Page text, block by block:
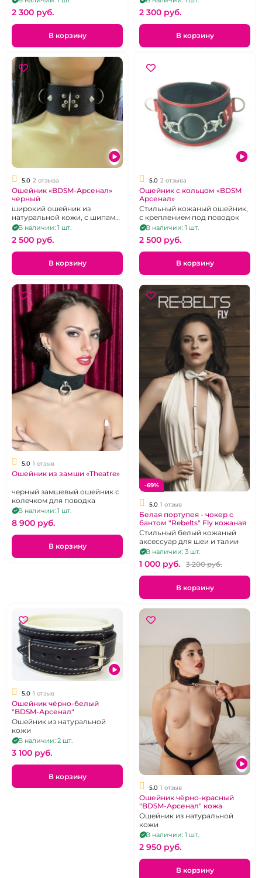
2 300 pуб.
В корзину
2 300 pуб.
В корзину
5.0 2 отзыва
Ошейник «BDSM-Арсенал»
черный
широкий ошейник из
натуральной кожи, с шипами
и клепками.
В наличии: 1 шт.
2 500 pуб.
В корзину
5.0 2 отзыва
Ошейник с кольцом «BDSM
Арсенал»
Стильный кожаный ошейник,
с креплением под поводок
В наличии: 1 шт.
2 500 pуб.
В корзину
5.0 1 отзыв
Ошейник из замши «Theatre»
черный замшевый ошейник с
колечком для поводка
В наличии: 1 шт.
8 900 pуб.
В корзину
-69%
5.0 1 отзыв
Белая портупея - чокер с
бантом "Rebelts" Fly кожаная
Стильный белый кожаный
аксессуар для шеи и талии
В наличии: 3 шт.
1 000 pуб. 3 200 pуб.
В корзину
5.0 1 отзыв
Ошейник чёрно-белый
"BDSM-Арсенал"
Ошейник из натуральной
кожи
В наличии: 2 шт.
3 100 pуб.
В корзину
5.0 1 отзыв
Ошейник чёрно-красный
"BDSM-Арсенал" кожа
Ошейник из натуральной
кожи
В наличии: 1 шт.
2 950 pуб.
В корзину